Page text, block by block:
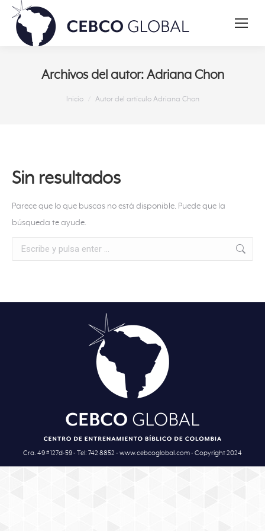
Archivos del autor: Adriana Chon
Inicio Autor del artículo Adriana Chon
Sin resultados
Parece que lo que buscas no está disponible. Puede que la
búsqueda te ayude.
Buscar:
Cra. 49 # 127d-59 - Tel: 742 8852 - www.cebcoglobal.com - Copyright 2024